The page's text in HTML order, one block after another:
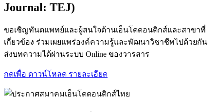
Journal: TEJ)
ขอเชิญทันตแพทย์และผู้สนใจด้านเอ็นโดดอนติกส์และสาขาที่
เกี่ยวข้อง ร่วมเผยแพร่องค์ความรู้และพัฒนาวิชาชีพไปด้วยกัน
ส่งบทความได้ผ่านระบบ Online ของวารสาร
กดเพื่อ ดาวน์โหลด รายละเอียด